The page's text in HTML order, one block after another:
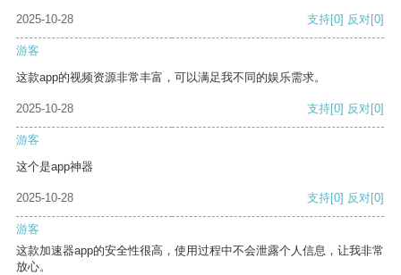
2025-10-28 支持[0] 反对[0]
游客
这款app的视频资源非常丰富，可以满足我不同的娱乐需求。
2025-10-28 支持[0] 反对[0]
游客
这个是app神器
2025-10-28 支持[0] 反对[0]
游客
这款加速器app的安全性很高，使用过程中不会泄露个人信息，让我非常
放心。